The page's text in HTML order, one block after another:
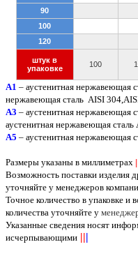
90
100
120
штук в
упаковке
100
A1 – аустенитная нержавеющая
нержавеющая сталь AISI 304,
А3 – аустенитная нержавеющая
аустенитная нержавеющая сталь
А5 – аустенитная нержавеющая
Размеры указаны в миллиметрах ||
Возможность поставки изделия
уточняйте у менеджеров
Точное количество в упаковке и
количества уточняйте у
Указанные сведения носят
исчерпывающими |||